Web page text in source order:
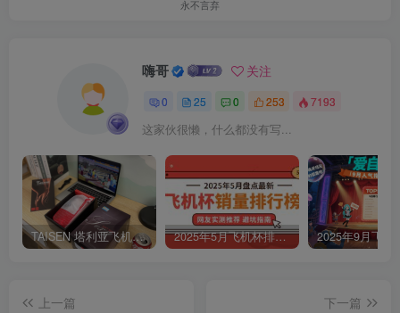
永不言弃
嗨哥 关注
0 25 0 253 7193
这家伙很懒，什么都没有写...
TAISEN 塔利亚飞机杯评测，新手慢玩训练神器 2025年5月飞机杯排行榜TOP5推荐：告别选择困难，秒懂哪款适合你！
上一篇
下一篇